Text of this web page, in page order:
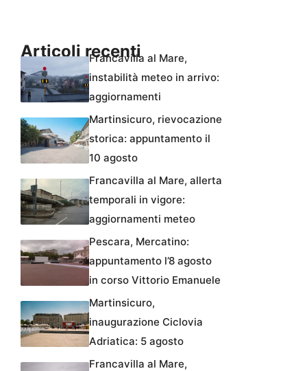
Articoli recenti
Francavilla al Mare,
instabilità meteo in arrivo:
aggiornamenti
Martinsicuro, rievocazione
storica: appuntamento il
10 agosto
Francavilla al Mare, allerta
temporali in vigore:
aggiornamenti meteo
Pescara, Mercatino:
appuntamento l’8 agosto
in corso Vittorio Emanuele
Martinsicuro,
inaugurazione Ciclovia
Adriatica: 5 agosto
Francavilla al Mare,